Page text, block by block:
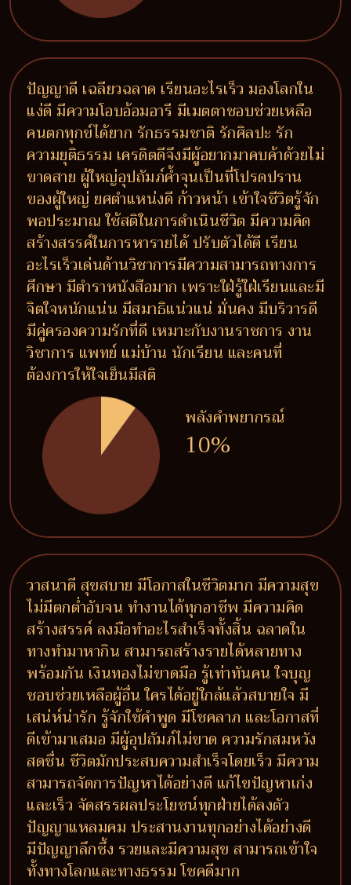
ปัญญาดี เฉลียวฉลาด เรียนอะไรเร็ว มองโลกใน
แง่ดี มีความโอบอ้อมอารี มีเมตตาชอบช่วยเหลือ
คนตกทุกข์ได้ยาก รักธรรมชาติ รักศิลปะ รัก
ความยุติธรรม เครดิตดีจึงมีผู้อยากมาคบค้าด้วยไม่
ขาดสาย ผู้ใหญ่อุปถัมภ์ค้ำจุนเป็นที่โปรดปราน
ของผู้ใหญ่ ยศตำแหน่งดี ก้าวหน้า เข้าใจชีวิตรู้จัก
พอประมาณ ใช้สติในการดำเนินชีวิต มีความคิด
สร้างสรรค์ในการหารายได้ ปรับตัวได้ดี เรียน
อะไรเร็วเด่นด้านวิชาการมีความสามารถทางการ
ศึกษา มีตำราหนังสือมาก เพราะใฝ่รู้ใฝ่เรียนและมี
จิตใจหนักแน่น มีสมาธิแน่วแน่ มั่นคง มีบริวารดี
มีคู่ครองความรักที่ดี เหมาะกับงานราชการ งาน
วิชาการ แพทย์ แม่บ้าน นักเรียน และคนที่
ต้องการให้ใจเย็นมีสติ
พลังคำพยากรณ์
10%
วาสนาดี สุขสบาย มีโอกาสในชีวิตมาก มีความสุข
ไม่มีตกต่ำอับจน ทำงานได้ทุกอาชีพ มีความคิด
สร้างสรรค์ ลงมือทำอะไรสำเร็จทั้งสิ้น ฉลาดใน
ทางทำมาหากิน สามารถสร้างรายได้หลายทาง
พร้อมกัน เงินทองไม่ขาดมือ รู้เท่าทันคน ใจบุญ
ชอบช่วยเหลือผู้อื่น ใครได้อยู่ใกล้แล้วสบายใจ มี
เสน่ห์น่ารัก รู้จักใช้คำพูด มีโชคลาภ และโอกาสที่
ดีเข้ามาเสมอ มีผู้อุปถัมภ์ไม่ขาด ความรักสมหวัง
สดชื่น ชีวิตมักประสบความสำเร็จโดยเร็ว มีความ
สามารถจัดการปัญหาได้อย่างดี แก้ไขปัญหาเก่ง
และเร็ว จัดสรรผลประโยชน์ทุกฝ่ายได้ลงตัว
ปัญญาแหลมคม ประสานงานทุกอย่างได้อย่างดี
มีปัญญาลึกซึ้ง รวยและมีความสุข สามารถเข้าใจ
ทั้งทางโลกและทางธรรม โชคดีมาก